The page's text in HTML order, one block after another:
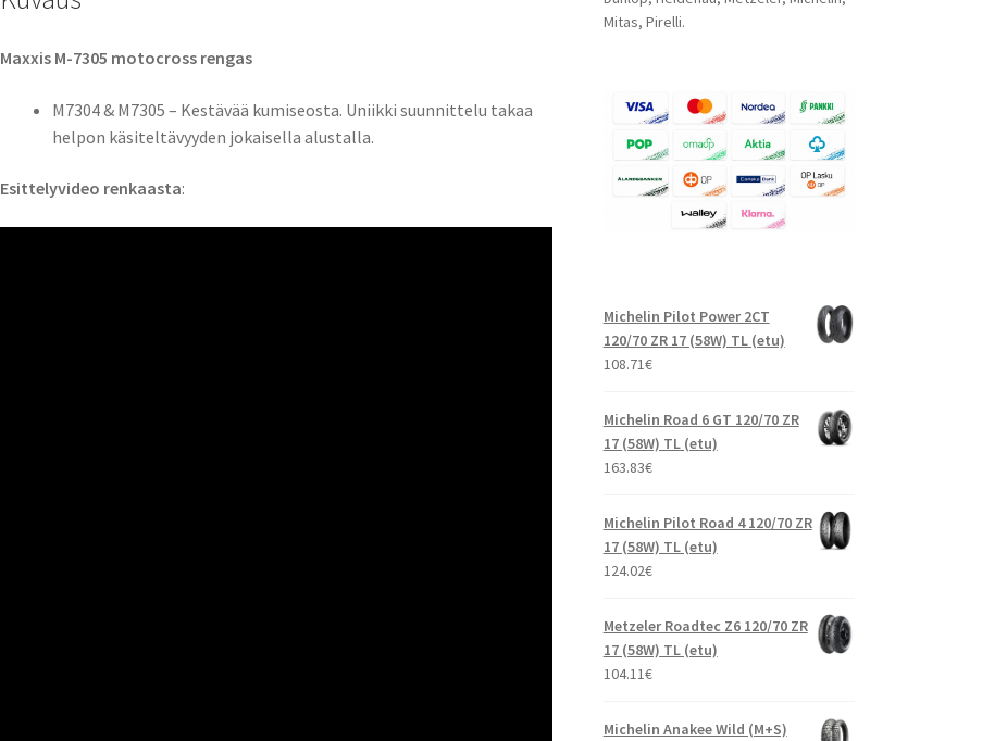
Maxxis M-7305 motocross rengas
M7304 & M7305 – Kestävää kumiseosta. Uniikki suunnittelu takaa
helpon käsiteltävyyden jokaisella alustalla.
Esittelyvideo renkaasta:
Mitas, Pirelli.
Michelin Pilot Power 2CT
120/70 ZR 17 (58W) TL (etu)
108.71€
Michelin Road 6 GT 120/70 ZR
17 (58W) TL (etu)
163.83€
Michelin Pilot Road 4 120/70 ZR
17 (58W) TL (etu)
124.02€
Metzeler Roadtec Z6 120/70 ZR
17 (58W) TL (etu)
104.11€
Michelin Anakee Wild (M+S)